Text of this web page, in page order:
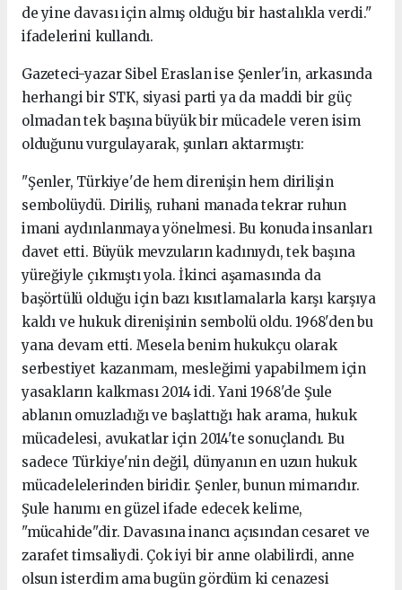
de yine davası için almış olduğu bir hastalıkla verdi."
ifadelerini kullandı.
Gazeteci-yazar Sibel Eraslan ise Şenler'in, arkasında
herhangi bir STK, siyasi parti ya da maddi bir güç
olmadan tek başına büyük bir mücadele veren isim
olduğunu vurgulayarak, şunları aktarmıştı:
"Şenler, Türkiye'de hem direnişin hem dirilişin
sembolüydü. Diriliş, ruhani manada tekrar ruhun
imani aydınlanmaya yönelmesi. Bu konuda insanları
davet etti. Büyük mevzuların kadınıydı, tek başına
yüreğiyle çıkmıştı yola. İkinci aşamasında da
başörtülü olduğu için bazı kısıtlamalarla karşı karşıya
kaldı ve hukuk direnişinin sembolü oldu. 1968'den bu
yana devam etti. Mesela benim hukukçu olarak
serbestiyet kazanmam, mesleğimi yapabilmem için
yasakların kalkması 2014 idi. Yani 1968'de Şule
ablanın omuzladığı ve başlattığı hak arama, hukuk
mücadelesi, avukatlar için 2014'te sonuçlandı. Bu
sadece Türkiye'nin değil, dünyanın en uzun hukuk
mücadelelerinden biridir. Şenler, bunun mimarıdır.
Şule hanımı en güzel ifade edecek kelime,
"mücahide"dir. Davasına inancı açısından cesaret ve
zarafet timsaliydi. Çok iyi bir anne olabilirdi, anne
olsun isterdim ama bugün gördüm ki cenazesi